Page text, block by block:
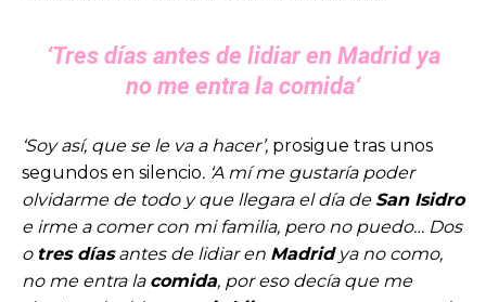
‘Tres díasantes de lidiaren Madrid ya
no me entra la comida‘
‘Soy así, que se le va a hacer’, prosigue tras unos
segundos en silencio. ‘A mí me gustaría poder
olvidarme de todo y que llegara el día de San Isidro
e irme a comer con mi familia, pero no puedo… Dos
o tres díasantes de lidiar en Madridya no como,
no me entra la comida, por eso decía que me